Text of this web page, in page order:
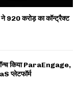
ने 920 करोड़ का कॉन्ट्रैक्ट
किया ParaEngage,
प्लेटफॉर्म